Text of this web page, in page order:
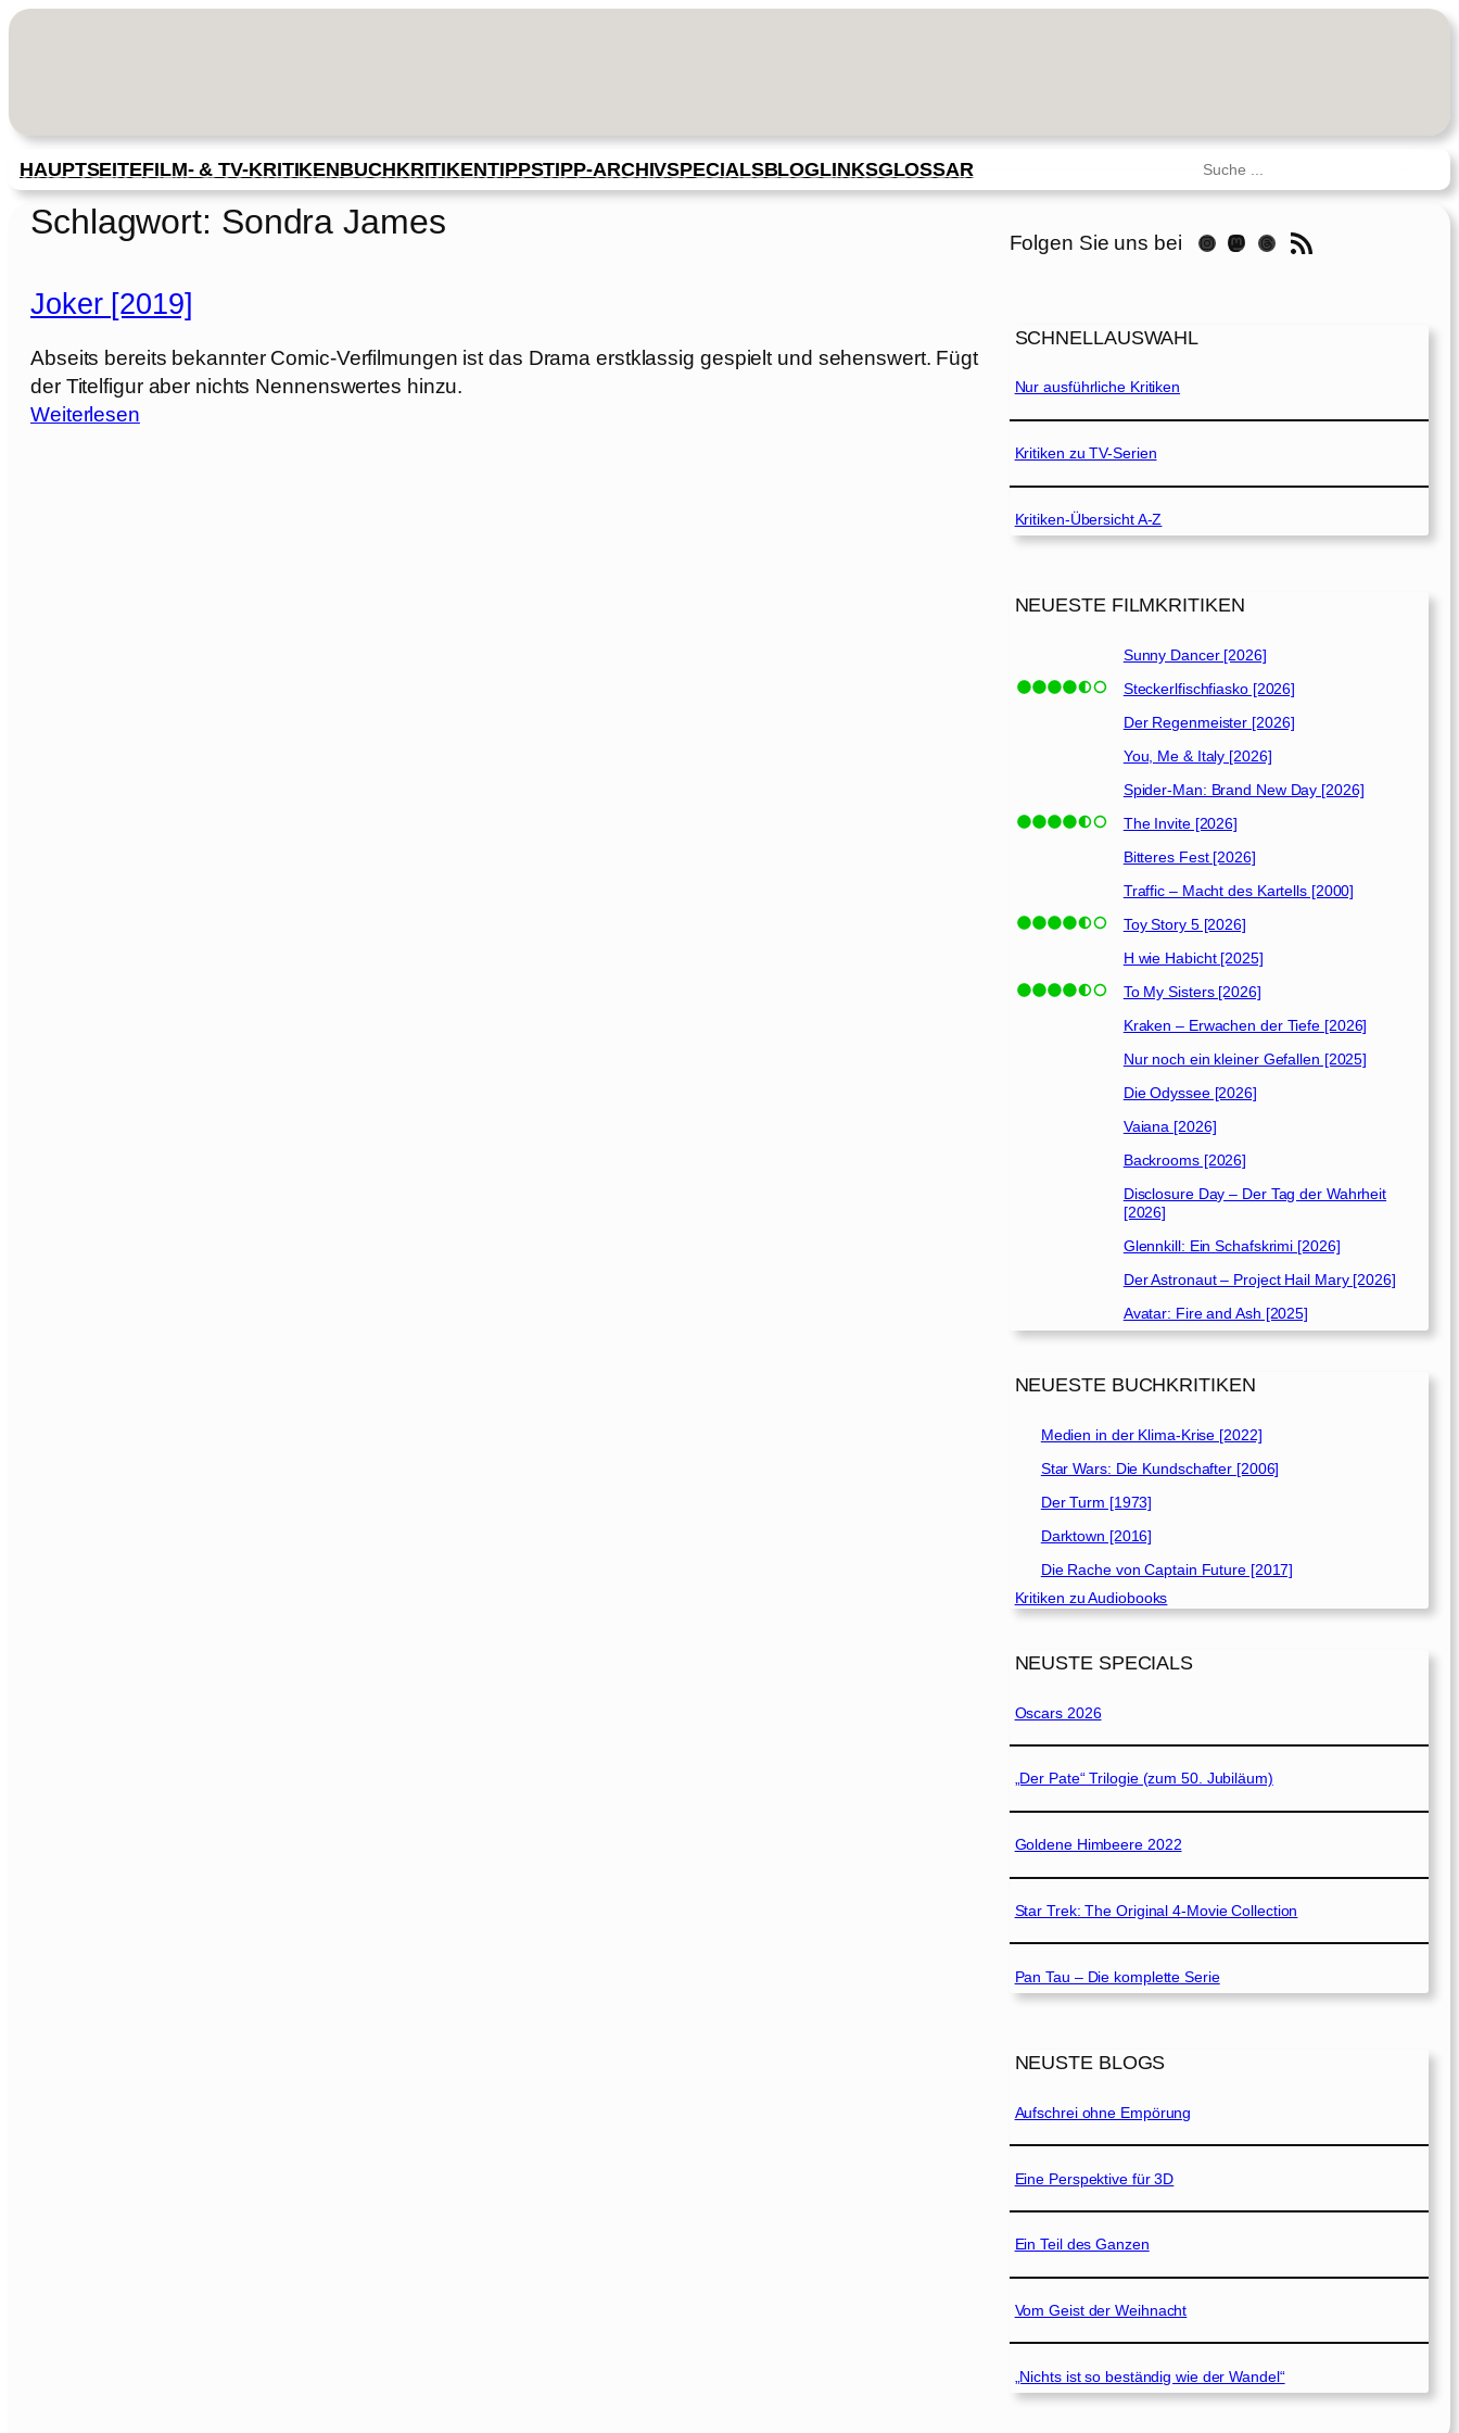
Zum
HAUPTSEITEFILM- & TV-KRITIKENBUCHKRITIKENTIPPSTIPP-ARCHIVSPECIALSBLOGLINKSGLOSSAR Suchen
Schlagwort: Sondra James
Joker [2019]
Abseits bereits bekannter Comic-Verfilmungen ist das Drama erstklassig gespielt und sehenswert. Fügt
der Titelfigur aber nichts Nennenswertes hinzu.
Weiterlesen:
Folgen Sie uns bei Instagram Mastodon Threads RSS-Feed
SCHNELLAUSWAHL
Nur ausführliche Kritiken
Kritiken zu TV-Serien
Kritiken-Übersicht A-Z
NEUESTE FILMKRITIKEN
Sunny Dancer [2026]
Steckerlfischfiasko [2026]
Der Regenmeister [2026]
You, Me & Italy [2026]
Spider-Man: Brand New Day [2026]
The Invite [2026]
Bitteres Fest [2026]
Traffic – Macht des Kartells [2000]
Toy Story 5 [2026]
H wie Habicht [2025]
To My Sisters [2026]
Kraken – Erwachen der Tiefe [2026]
Nur noch ein kleiner Gefallen [2025]
Die Odyssee [2026]
Vaiana [2026]
Backrooms [2026]
Disclosure Day – Der Tag der Wahrheit
[2026]
Glennkill: Ein Schafskrimi [2026]
Der Astronaut – Project Hail Mary [2026]
Avatar: Fire and Ash [2025]
NEUESTE BUCHKRITIKEN
Medien in der Klima-Krise [2022]
Star Wars: Die Kundschafter [2006]
Der Turm [1973]
Darktown [2016]
Die Rache von Captain Future [2017]
Kritiken zu Audiobooks
NEUSTE SPECIALS
Oscars 2026
„Der Pate“ Trilogie (zum 50. Jubiläum)
Goldene Himbeere 2022
Star Trek: The Original 4-Movie Collection
Pan Tau – Die komplette Serie
NEUSTE BLOGS
Aufschrei ohne Empörung
Eine Perspektive für 3D
Ein Teil des Ganzen
Vom Geist der Weihnacht
„Nichts ist so beständig wie der Wandel“